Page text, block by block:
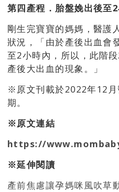
第四產程．胎盤娩出後至
剛生完寶寶的媽媽，醫護
狀況，「由於產後出血會
至2小時內，所以，此階
產後大出血的現象。」
※原文刊載於2022年12
期。
※原文連結
https://
※延伸閱讀
產前焦慮讓孕媽咪風吹草